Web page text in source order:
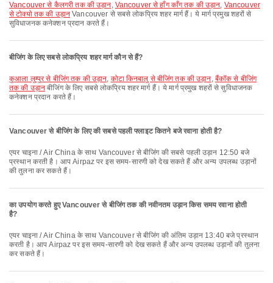
Vancouver से कैलगरी तक की उड़ान, Vancouver से हाँग काँग तक की उड़ान, Vancouver
से टोक्यो तक की उड़ानVancouver से सबसे लोकप्रिय शहर मार्ग हैं। ये मार्ग प्रमुख शहरों से
सुविधाजनक कनेक्शन प्रदान करते हैं।
बीजिंग के लिए सबसे लोकप्रिय शहर मार्ग कौन से हैं?
कुआला लुम्पुर से बीजिंग तक की उड़ान, कोटा किनबालु से बीजिंग तक की उड़ान, बैंकॉक से बीजिंग
तक की उड़ान बीजिंग के लिए सबसे लोकप्रिय शहर मार्ग हैं। ये मार्ग प्रमुख शहरों से सुविधाजनक
कनेक्शन प्रदान करते हैं।
Vancouver से बीजिंग के लिए की सबसे पहली फ्लाइट कितने बजे रवाना होती है?
एयर चाइना / Air China के साथ Vancouver से बीजिंग की सबसे पहली उड़ान 12:50 बजे
प्रस्थान करती है। आप Airpaz पर इस समय-सारणी को देख सकते हैं और अन्य उपलब्ध उड़ानों
की तुलना कर सकते हैं।
का उपयोग करते हुए Vancouver से बीजिंग तक की नवीनतम उड़ान किस समय रवाना होती
है?
एयर चाइना / Air China के साथ Vancouver से बीजिंग की अंतिम उड़ान 13:40 बजे प्रस्थान
करती है। आप Airpaz पर इस समय-सारणी को देख सकते हैं और अन्य उपलब्ध उड़ानों की तुलना
कर सकते हैं।